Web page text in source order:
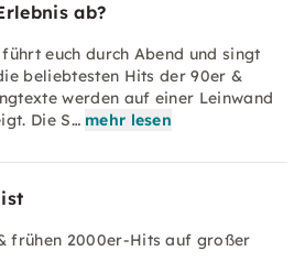
ab?
euch durch Abend und singt
beliebtesten Hits der 90er &
werden auf einer Leinwand
Die S… mehr lesen
frühen 2000er-Hits auf großer